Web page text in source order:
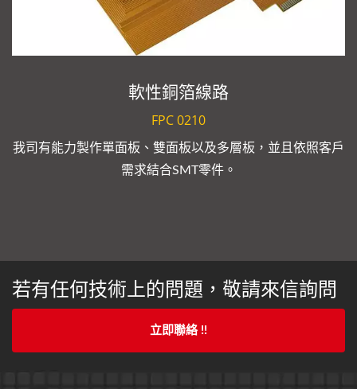
軟性銅箔線路
FPC 0210
我司有能力製作單面板、雙面板以及多層板，並且依照客戶
需求結合SMT零件。
若有任何技術上的問題，敬請來信詢問
立即聯絡 !!